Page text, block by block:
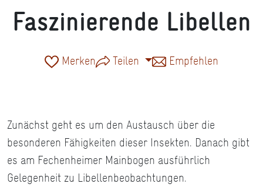
Faszinierende Libellen
Merken Teilen Empfehlen
Zunächst geht es um den Austausch über die
besonderen Fähigkeiten dieser Insekten. Danach gibt
es am Fechenheimer Mainbogen ausführlich
Gelegenheit zu Libellenbeobachtungen.